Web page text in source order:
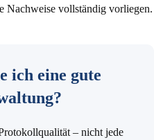
Nachweise vollständig vorliegen.
ich eine gute
– nicht jede